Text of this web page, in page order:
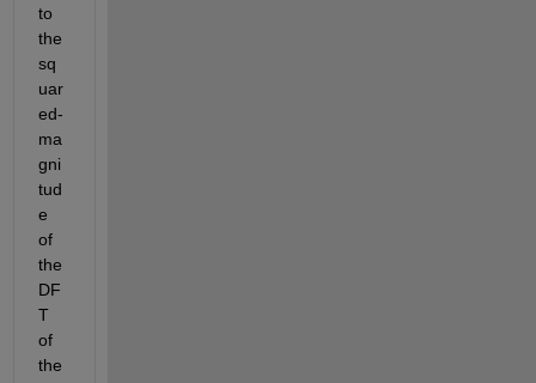
to
the
sq
uar
ed-
ma
gni
tud
e
of
the
DF
T
of
the